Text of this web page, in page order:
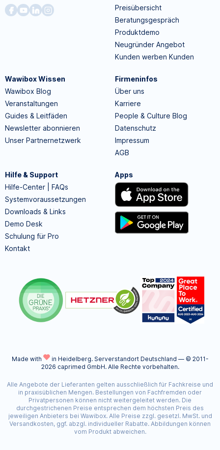
Preisübersicht
Beratungsgespräch
Produktdemo
Neugründer Angebot
Kunden werben Kunden
Wawibox Wissen
Wawibox Blog
Veranstaltungen
Guides & Leitfäden
Newsletter abonnieren
Unser Partnernetzwerk
Firmeninfos
Über uns
Karriere
People & Culture Blog
Datenschutz
Impressum
AGB
Hilfe & Support
Hilfe-Center | FAQs
Systemvoraussetzungen
Downloads & Links
Demo Desk
Schulung für Pro
Kontakt
Apps
Made with in Heidelberg. Serverstandort Deutschland — © 2011-
2026 caprimed GmbH. Alle Rechte vorbehalten.
Alle Angebote der Lieferanten gelten ausschließlich für Fachkreise und
in praxisüblichen Mengen. Bestellungen von Fachfremden oder
Privatpersonen können nicht weitergeleitet werden. Die
durchgestrichenen Preise entsprechen dem höchsten Preis des
jeweiligen Anbieters bei Wawibox. Alle Preise zzgl. gesetzl. MwSt. und
Versandkosten, ggf. abzgl. individueller Rabatte. Abbildungen können
vom Produkt abweichen.